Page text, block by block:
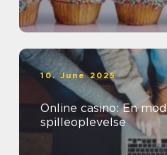
10. June 2025
Online casino: En
spilleoplevelse